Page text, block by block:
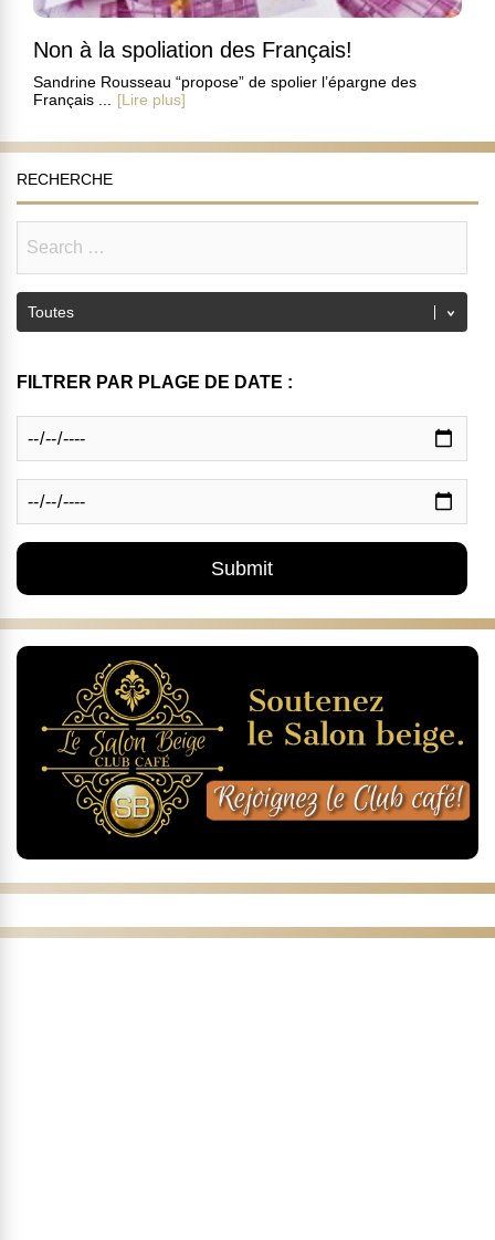
Non à la spoliation des Français!
Sandrine Rousseau “propose” de spolier l’épargne des
Français ...
[Lire plus]
RECHERCHE
FILTRER PAR PLAGE DE DATE :